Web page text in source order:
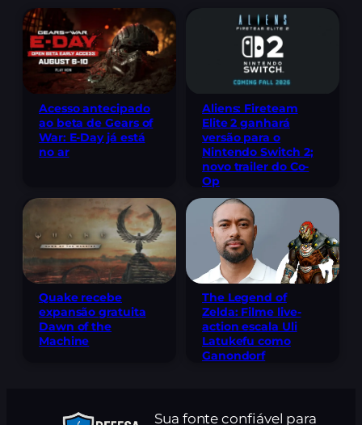
Acesso antecipado
ao beta de Gears of
War: E-Day já está
no ar
Aliens: Fireteam
Elite 2 ganhará
versão para o
Nintendo Switch 2;
novo trailer do Co-
Op
Quake recebe
expansão gratuita
Dawn of the
Machine
The Legend of
Zelda: Filme live-
action escala Uli
Latukefu como
Ganondorf
Sua fonte confiável para